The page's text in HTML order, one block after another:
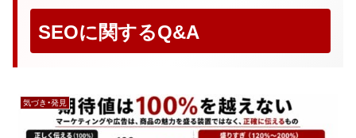
SEOに関するQ&A
気づき・発見